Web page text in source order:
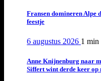
Fransen domineren Alpe
feestje
6 augustus 2026 1 min
Anne Knijnenburg naar
Siffert wint derde keer